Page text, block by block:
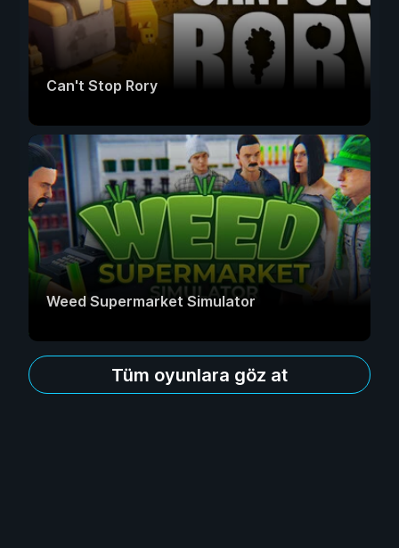
Can't Stop Rory
Weed Supermarket Simulator
Tüm oyunlara göz at